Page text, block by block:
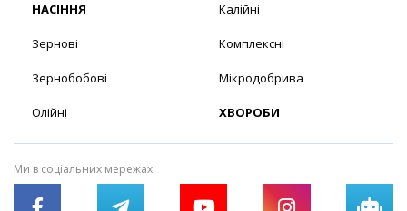
НАСІННЯ
Зернові
Зернобобові
Олійні
Калійні
Комплексні
Мікродобрива
ХВОРОБИ
Ми в соціальних мережах